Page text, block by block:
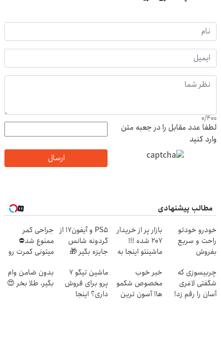
0/400
لطفا عدد مقابل را در جعبه متن
وارد کنید
ارسال
مطالب پیشنهادی
خودرو خودتو
راحت و سریع
بفروش
بازار پر از خریدار
207 شده !!!
ماشینتو اینجا به
PS5 و آیفون17 از
گردونه شانس
جایزه بگیر 🎁
جراحی کمر
ممنوع شد⛔
میتونی کمرت رو
کنی! 👈🏻
پرسش‌نامه
چربیسوزی که
شگفتی لاغری
آسان را رقم زد!
خبر خوب
مخصوص شکمو
ها! آسون ترین
ماشین تیگو 7
پرو برای فروش
داری؟ اینجا
بدون ضامن وام
بگیر، طلا بخر 😍